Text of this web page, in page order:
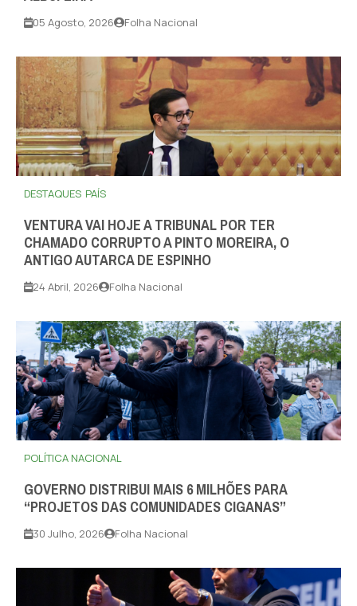
05 Agosto, 2026 Folha Nacional
DESTAQUES PAÍS
VENTURA VAI HOJE A TRIBUNAL POR TER
CHAMADO CORRUPTO A PINTO MOREIRA, O
ANTIGO AUTARCA DE ESPINHO
24 Abril, 2026 Folha Nacional
POLÍTICA NACIONAL
GOVERNO DISTRIBUI MAIS 6 MILHÕES PARA
“PROJETOS DAS COMUNIDADES CIGANAS”
30 Julho, 2026 Folha Nacional